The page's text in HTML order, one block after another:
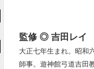
監修 ◎ 吉田レイ
大正七年生まれ。昭和
師事。遊神館弓道吉田